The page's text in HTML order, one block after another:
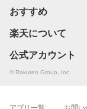
おすすめ
楽天について
公式アカウント
© Rakuten Group, Inc.